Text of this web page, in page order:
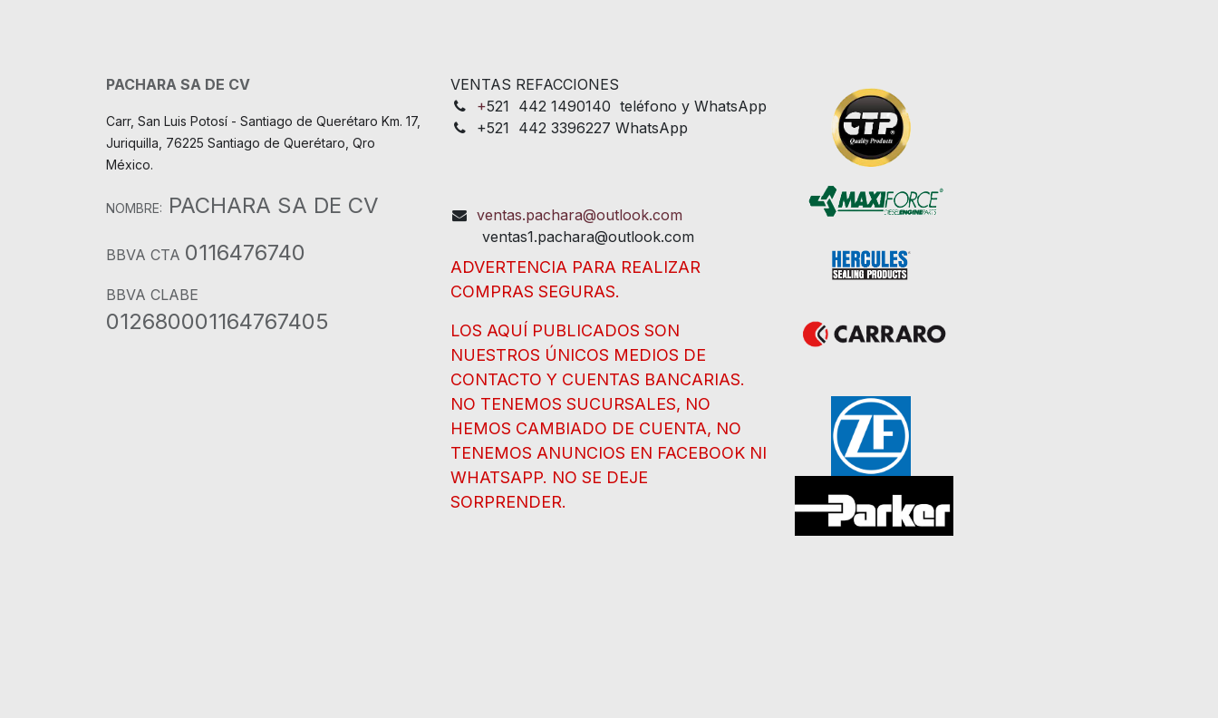
PACHARA SA DE CV
Carr, San Luis Potosí - Santiago de Querétaro Km. 17,
Juriquilla, 76225 Santiago de Querétaro, Qro
México.
NOMBRE: PACHARA SA DE CV
BBVA CTA 0116476740
BBVA CLABE
012680001164767405
VENTAS REFACCIONES
+521 442 1490140 teléfono y WhatsApp
+521 442 3396227 WhatsApp
ventas.pachara@outlook.com
ventas1.pachara@outlook.com
ADVERTENCIA PARA REALIZAR
COMPRAS SEGURAS.
LOS AQUÍ PUBLICADOS SON
NUESTROS ÚNICOS MEDIOS DE
CONTACTO Y CUENTAS BANCARIAS.
NO TENEMOS SUCURSALES, NO
HEMOS CAMBIADO DE CUENTA, NO
TENEMOS ANUNCIOS EN FACEBOOK NI
WHATSAPP. NO SE DEJE
SORPRENDER.